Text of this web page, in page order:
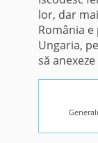
lor, dar
România
Ungaria,
să